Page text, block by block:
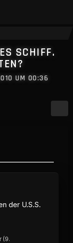
SCHIFF.
UM 00:36
der U.S.S.
(9.